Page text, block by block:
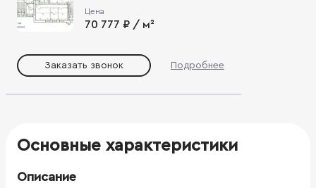
Цена
70 777 ₽ / м²
Заказать звонок Подробнее
Основные характеристики
Описание